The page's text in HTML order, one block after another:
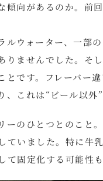
傾向があるのか。
ウォーター、一部
りませんでした。そ
です。フレーバー
これは“ビール以外
ーのひとつとのこと
ていました。特に牛
固定化する可能性も